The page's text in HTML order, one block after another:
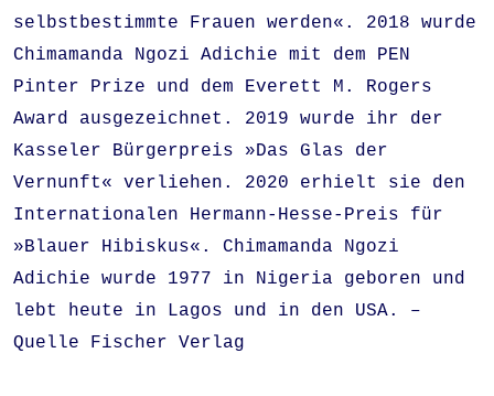
selbstbestimmte Frauen werden«. 2018 wurde
Chimamanda Ngozi Adichie mit dem PEN
Pinter Prize und dem Everett M. Rogers
Award ausgezeichnet. 2019 wurde ihr der
Kasseler Bürgerpreis »Das Glas der
Vernunft« verliehen. 2020 erhielt sie den
Internationalen Hermann-Hesse-Preis für
»Blauer Hibiskus«. Chimamanda Ngozi
Adichie wurde 1977 in Nigeria geboren und
lebt heute in Lagos und in den USA. –
Quelle Fischer Verlag